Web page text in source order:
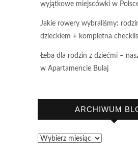
wyjątkowe miejscówki w
Jakie rowery wybraliśmy:
dzieckiem + kompletna
Łeba dla rodzin z dziećmi –
w Apartamencie Bulaj
ARCHIWUM
Archiwum